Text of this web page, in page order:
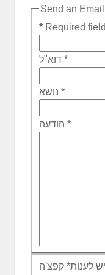
Send an Email
* Required field
דוא"ל *
נושא *
הודעה *
קפצ'ה *לענות